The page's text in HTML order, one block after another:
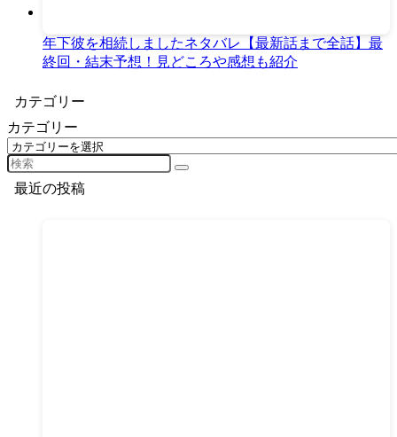
年下彼を相続しましたネタバレ【最新話まで全話】最
終回・結末予想！見どころや感想も紹介
カテゴリー
カテゴリー
最近の投稿